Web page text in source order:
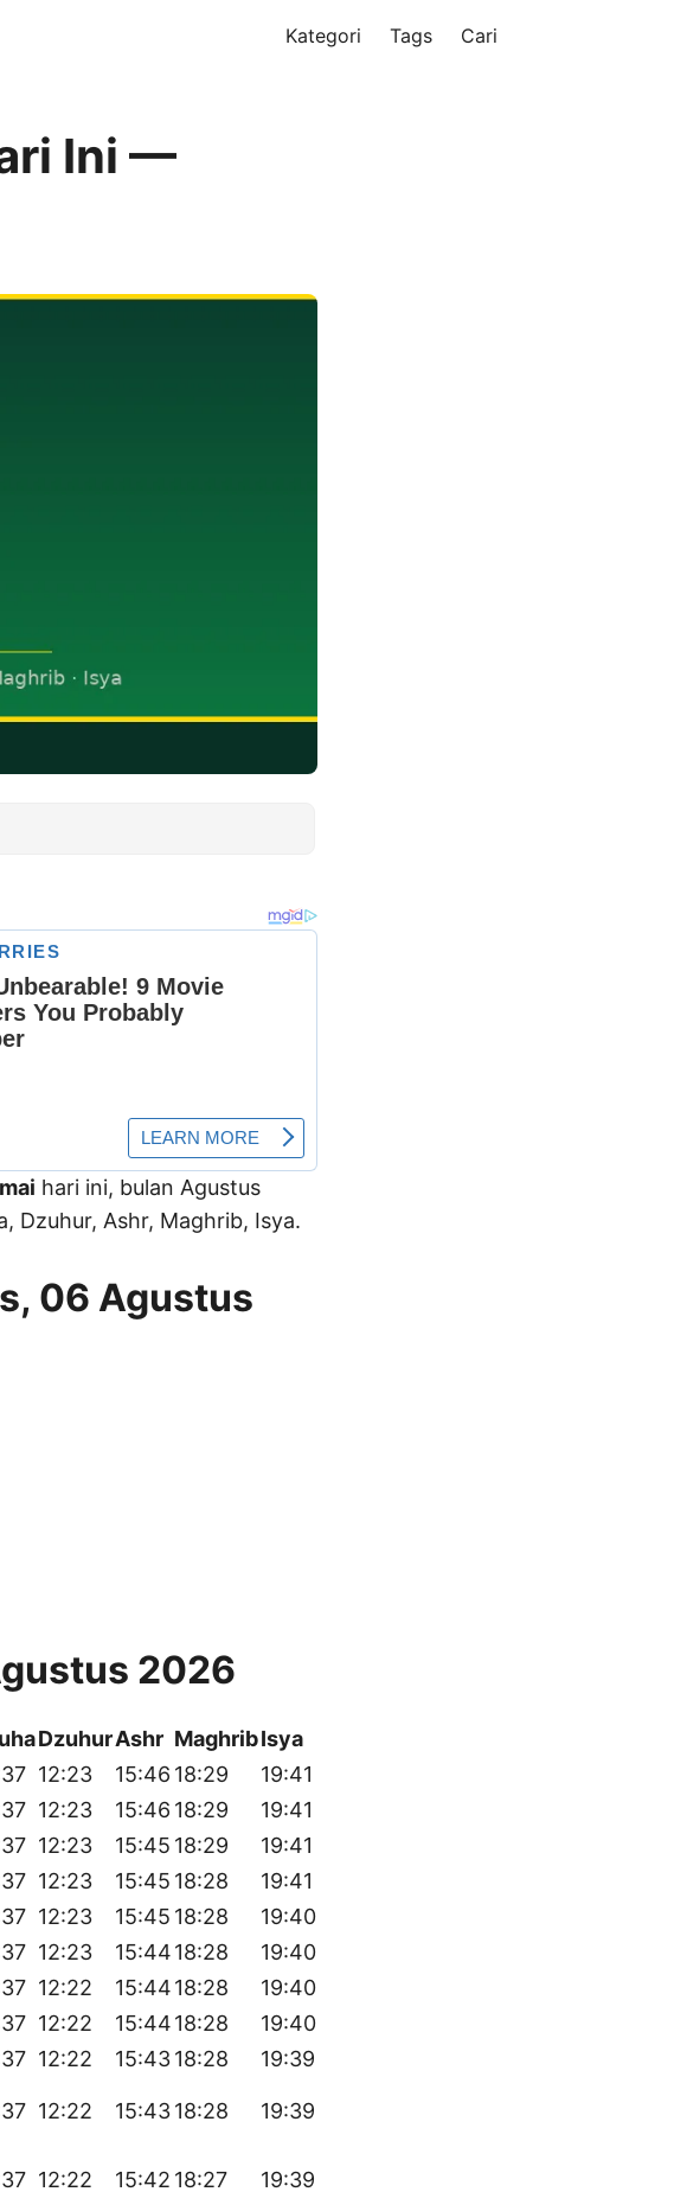
Kategori Tags Cari
Ini —
hari ini, bulan Agustus
Dzuhur, Ashr, Maghrib, Isya.
06 Agustus
2026
DzuhurAshr MaghribIsya
12:23 15:46 18:29
19:41
12:23 15:46 18:29
19:41
12:23 15:45 18:29
19:41
12:23 15:45 18:28
19:41
12:23 15:45 18:28
19:40
12:23 15:4418:28
19:40
12:22 15:4418:28
19:40
12:22 15:4418:28
19:40
12:22 15:4318:28
19:39
12:22 15:4318:28 19:39
12:22 15:42 18:27 19:39